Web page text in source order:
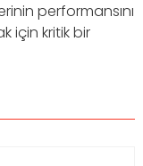
performansını
için kritik bir